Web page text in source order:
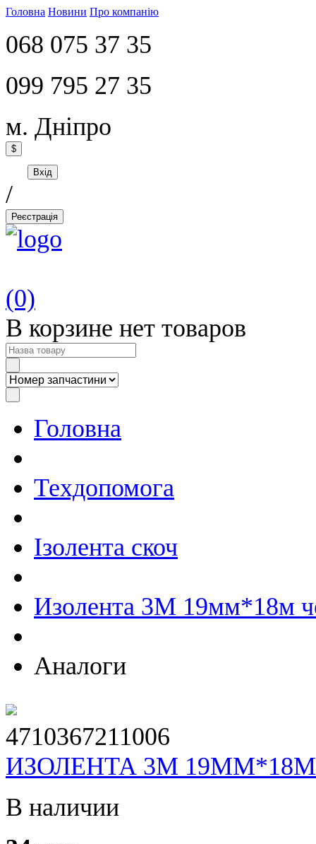
Головна Новини Про компанію
068 075 37 35
099 795 27 35
м. Дніпро
$
Вхід
/
Реєстрація
(0)
В корзине нет товаров
Головна
Техдопомога
Ізолента скоч
Изолента 3М 19мм*18м
Аналоги
4710367211006
ИЗОЛЕНТА 3М
В наличии